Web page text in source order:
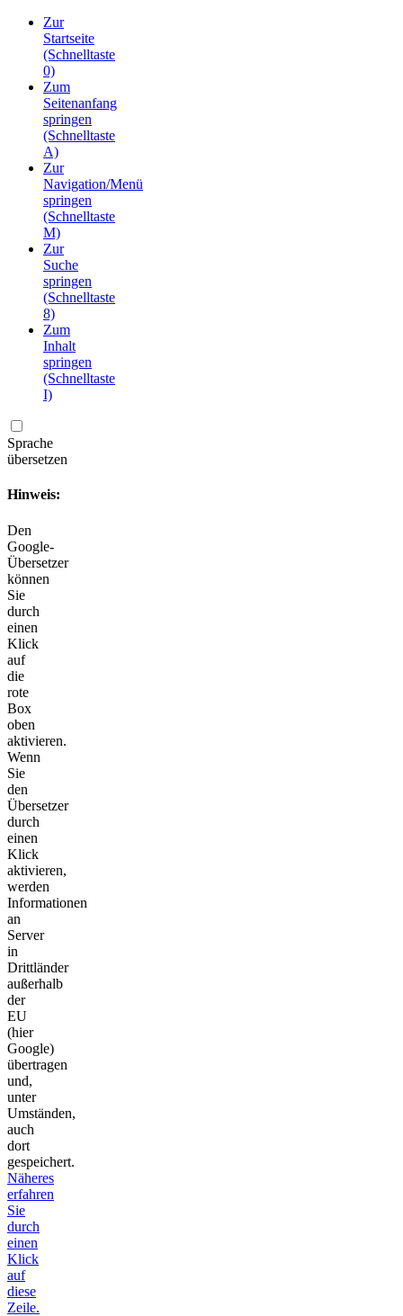
Zur
Startseite
(Schnelltaste
0)
Zum
Seitenanfang
springen
(Schnelltaste
A)
Zur
Navigation/Menü
springen
(Schnelltaste
M)
Zur
Suche
springen
(Schnelltaste
8)
Zum
Inhalt
springen
(Schnelltaste
I)
Sprache
übersetzen
Hinweis:
Den
Google-
Übersetzer
können
Sie
durch
einen
Klick
auf
die
rote
Box
oben
aktivieren.
Wenn
Sie
den
Übersetzer
durch
einen
Klick
aktivieren,
werden
Informationen
an
Server
in
Drittländer
außerhalb
der
EU
(hier
Google)
übertragen
und,
unter
Umständen,
auch
dort
gespeichert.
Näheres
erfahren
Sie
durch
einen
Klick
auf
diese
Zeile.